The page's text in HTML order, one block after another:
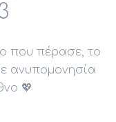
που πέρασε, το
ανυπομονησία
💖